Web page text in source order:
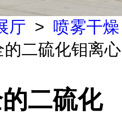
厅 > 喷雾干燥
的二硫化钼离心
二硫化